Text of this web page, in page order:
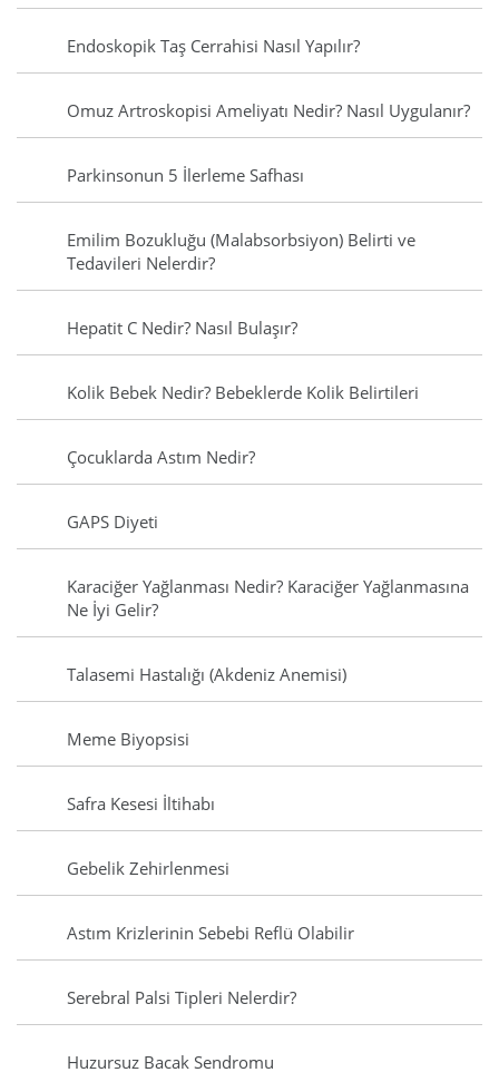
Endoskopik Taş Cerrahisi Nasıl Yapılır?
Omuz Artroskopisi Ameliyatı Nedir? Nasıl Uygulanır?
Parkinsonun 5 İlerleme Safhası
Emilim Bozukluğu (Malabsorbsiyon) Belirti ve
Tedavileri Nelerdir?
Hepatit C Nedir? Nasıl Bulaşır?
Kolik Bebek Nedir? Bebeklerde Kolik Belirtileri
Çocuklarda Astım Nedir?
GAPS Diyeti
Karaciğer Yağlanması Nedir? Karaciğer Yağlanmasına
Ne İyi Gelir?
Talasemi Hastalığı (Akdeniz Anemisi)
Meme Biyopsisi
Safra Kesesi İltihabı
Gebelik Zehirlenmesi
Astım Krizlerinin Sebebi Reflü Olabilir
Serebral Palsi Tipleri Nelerdir?
Huzursuz Bacak Sendromu